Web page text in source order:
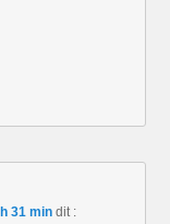
31 min dit :